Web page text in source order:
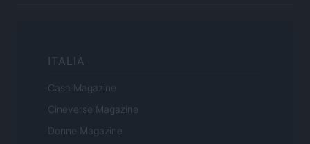
ITALIA
Casa Magazine
Cineverse Magazine
Donne Magazine